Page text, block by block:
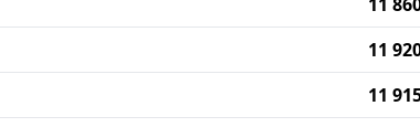
11
11